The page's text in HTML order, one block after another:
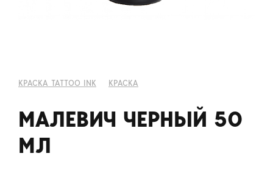
КРАСКА TATTOO INK КРАСКА
МАЛЕВИЧ ЧЕРНЫЙ 50
МЛ